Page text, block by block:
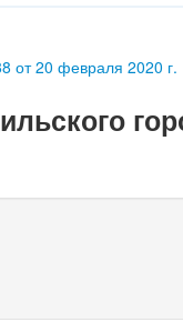
от 20 февраля 2020 г.